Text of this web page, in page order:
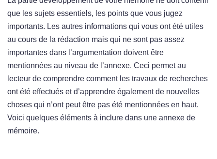
que les sujets essentiels, les points que vous jugez
importants. Les autres informations qui vous ont été utiles
au cours de la rédaction mais qui ne sont pas assez
importantes dans l’argumentation doivent être
mentionnées au niveau de l’annexe. Ceci permet au
lecteur de comprendre comment les travaux de recherches
ont été effectués et d’apprendre également de nouvelles
choses qui n’ont peut être pas été mentionnées en haut.
Voici quelques éléments à inclure dans une annexe de
mémoire.